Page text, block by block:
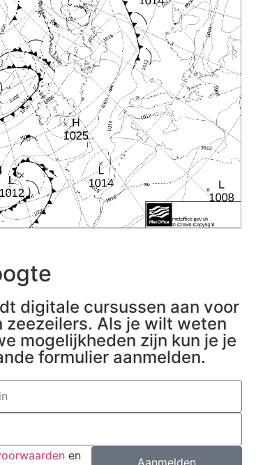
digitale cursussen aan voor
Als je wilt weten
mogelijkheden zijn kun je je
formulier aanmelden.
en